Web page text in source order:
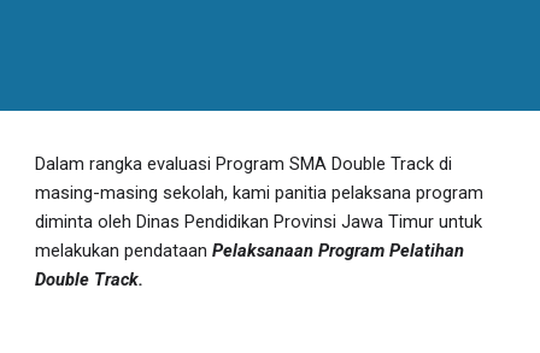
Dalam rangka evaluasi Program SMA Double Track di
masing-masing sekolah, kami panitia pelaksana program
diminta oleh Dinas Pendidikan Provinsi Jawa Timur untuk
melakukan pendataan Pelaksanaan Program Pelatihan
Double Track.